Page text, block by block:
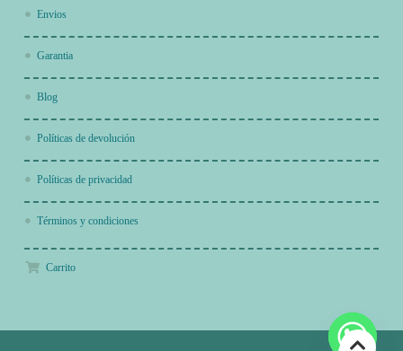
Envios
Garantia
Blog
Políticas de devolución
Políticas de privacidad
Términos y condiciones
Carrito